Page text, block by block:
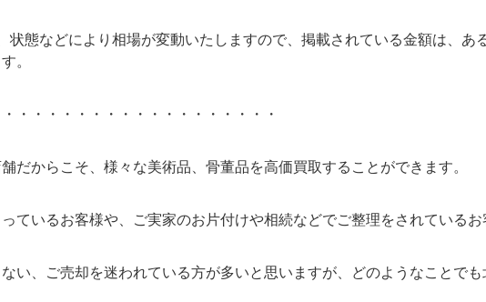
状態などにより相場が変動いたしますので、掲載されている金額は、あ
。
・・・・・・・・・・・・・・・・・・
だからこそ、様々な美術品、骨董品を高価買取することができます。
ているお客様や、ご実家のお片付けや相続などでご整理をされているお
い、ご売却を迷われている方が多いと思いますが、どのようなことでも